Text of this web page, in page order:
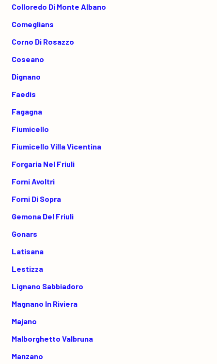
Colloredo Di Monte Albano
Comeglians
Corno Di Rosazzo
Coseano
Dignano
Faedis
Fagagna
Fiumicello
Fiumicello Villa Vicentina
Forgaria Nel Friuli
Forni Avoltri
Forni Di Sopra
Gemona Del Friuli
Gonars
Latisana
Lestizza
Lignano Sabbiadoro
Magnano In Riviera
Majano
Malborghetto Valbruna
Manzano